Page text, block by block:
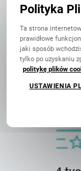
14 lat
Polityka
Ta strona
prawidłowe
jaki sposób
tylko po uzyskaniu
politykę plików
USTAWIENIA